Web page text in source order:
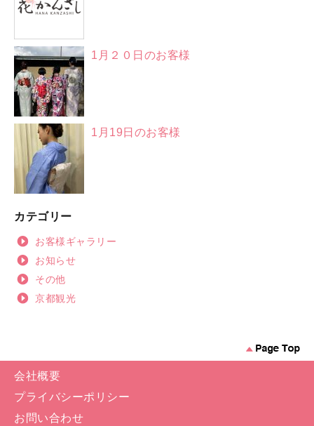
1月２０日のお客様
1月19日のお客様
カテゴリー
お客様ギャラリー
お知らせ
その他
京都観光
会社概要
プライバシーポリシー
お問い合わせ